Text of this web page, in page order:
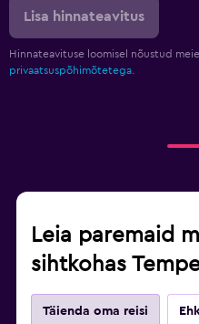
Lisa hinnateavitus
Hinnateavituse loomisel nõustud meie
privaatsuspõhimõtetega.
Leia paremaid
sihtkohas
Täienda oma reisi